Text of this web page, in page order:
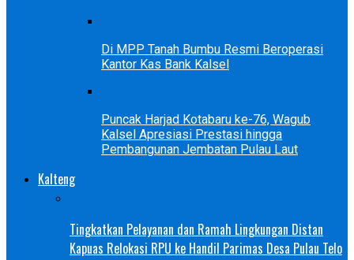
Di MPP Tanah Bumbu Resmi Beroperasi
Kantor Kas Bank Kalsel
Puncak Harjad Kotabaru ke-76, Wagub
Kalsel Apresiasi Prestasi hingga
Pembangunan Jembatan Pulau Laut
Kalteng
Tingkatkan Pelayanan dan Ramah Lingkungan Distan
Kapuas Relokasi RPU ke Handil Parimas Desa Pulau Telo